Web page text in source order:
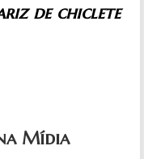
de chiclete
Mídia